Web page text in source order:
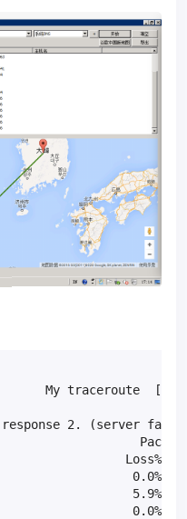
My traceroute
response 2. (server
Loss%   Snt
0.0%
5.9%
0.0%